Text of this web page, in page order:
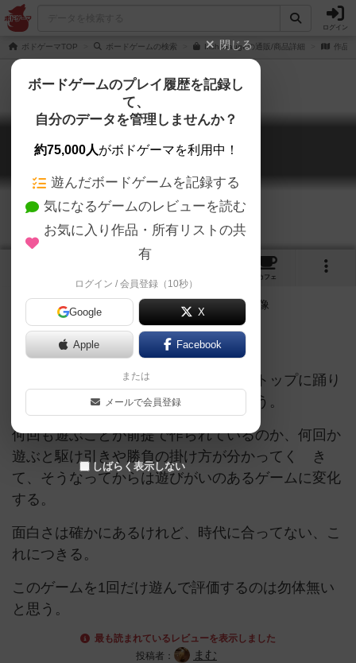
ログイン
ボドゲーマTOP ボードゲームの検索 Irish Gaugeの通販/商品詳細 作品
アイリッシュ・ゲージ
Irish Gauge
カフェ
元々が古いゲームなのでかなり大味。
初回プレイの感想はおそらく「最初にトップに踊り
出た人に勝てない」というものだと思う。
何回も遊ぶことが前提で作られているのか、何回か
遊ぶと駆け引きや勝負の掛け方が分かってく き
て、そうなってからは遊びがいのあるゲームに変化
する。
面白さは確かにあるけれど、時代に合ってない、こ
れにつきる。
このゲームを1回だけ遊んで評価するのは勿体無い
と思う。
最も読まれているレビューを表示しました
投稿者：
まむ
閉じる
ボードゲームのプレイ履歴を記録し
て、
自分のデータを管理しませんか？
約75,000人がボドゲーマを利用中！
遊んだボードゲームを記録する
気になるゲームのレビューを読む
お気に入り作品・所有リストの共
有
ログイン / 会員登録（10秒）
Google X
Apple Facebook
または
メールで会員登録
しばらく表示しない